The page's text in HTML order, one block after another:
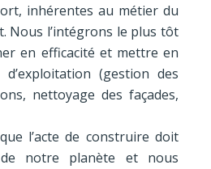
inhérentes au métier du
Nous l’intégrons le plus tôt
en efficacité et mettre en
(gestion des
nettoyage des façades,
l’acte de construire doit
notre planète et nous